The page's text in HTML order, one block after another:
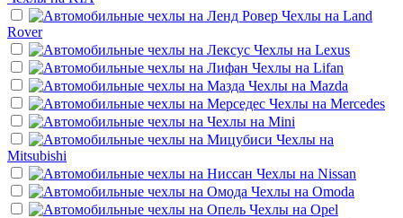
Чехлы на Land
Rover
Чехлы на Lexus
Чехлы на Lifan
Чехлы на Mazda
Чехлы на Mercedes
Чехлы на Mini
Чехлы на
Mitsubishi
Чехлы на Nissan
Чехлы на Omoda
Чехлы на Opel